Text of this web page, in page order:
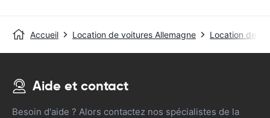
Accueil Location de voitures Allemagne Location de
Aide et contact
Besoin d'aide ? Alors contactez nos spécialistes de la